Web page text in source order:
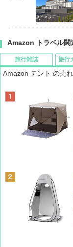
Amazon トラベル関
旅行雑誌 旅行
Amazon テント の売